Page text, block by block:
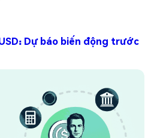
Dự báo biến động trước